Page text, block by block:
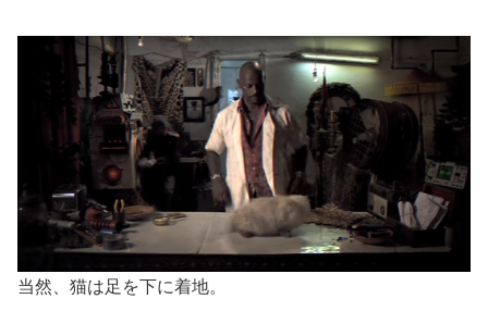
当然、猫は足を下に着地。